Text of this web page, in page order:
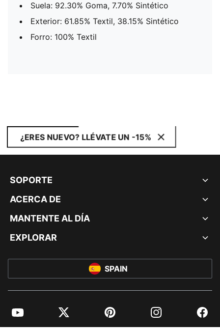
Suela: 92.30% Goma, 7.70% Sintético
Exterior: 61.85% Textil, 38.15% Sintético
Forro: 100% Textil
¿ERES NUEVO? LLÉVATE UN -15%
SOPORTE
ACERCA DE
MANTENTE AL DÍA
EXPLORAR
SPAIN
YouTube Twitter Pinterest Instagram